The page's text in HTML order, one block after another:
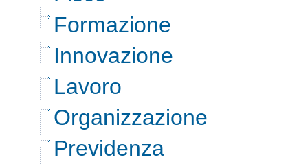
Formazione
Innovazione
Lavoro
Organizzazione
Previdenza